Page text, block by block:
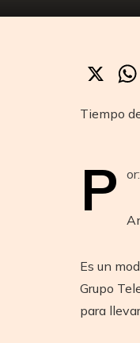
X
Tiempo
P
Es un
Grupo
para